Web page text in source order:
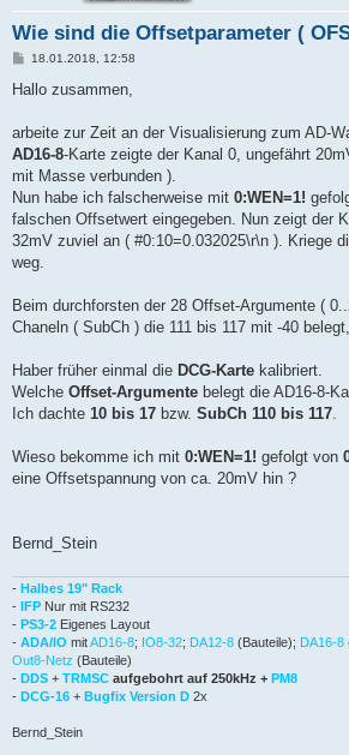
Wie sind die Offsetparameter (
B
i
a
18.01.2018, 12:58
Hallo zusammen,
arbeite zur Zeit an der Visualisierung zum AD-
AD16-8-Karte zeigte der Kanal 0, ungefährt
mit Masse verbunden ).
Nun habe ich falscherweise mit 0:WEN=1!
falschen Offsetwert eingegeben. Nun zeigt der
32mV zuviel an ( #0:10=0.032025\r\n ). Kriege
weg.
Beim durchforsten der 28 Offset-Argumente (
Chaneln ( SubCh ) die 111 bis 117 mit -40
Haber früher einmal die DCG-Karte kalibriert.
Welche Offset-Argumente belegt die AD16-8-
Ich dachte 10 bis 17 bzw. SubCh 110 bis 117.
Wieso bekomme ich mit 0:WEN=1! gefolgt von
eine Offsetspannung von ca. 20mV hin ?
Bernd_Stein
- Halbes 19" Rack
- IFP Nur mit RS232
- PS3-2 Eigenes Layout
- ADA/IO mitAD16-8; IO8-32; DA12-8 (Bauteile); DA16-8
Out8-Netz (Bauteile)
- DDS + TRMSC aufgebohrt auf 250kHz + PM8
- DCG-16 + Bugfix Version D 2x
Bernd_Stein